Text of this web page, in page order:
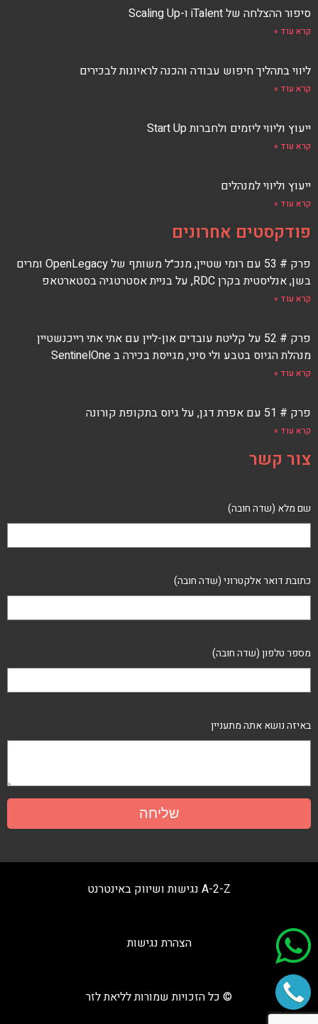
סיפור ההצלחה של iTalent ו-Scaling Up
קרא עוד »
ליווי בתהליך חיפוש עבודה והכנה לראיונות לבכירים
קרא עוד »
ייעוץ וליווי ליזמים ולחברות Start Up
קרא עוד »
ייעוץ וליווי למנהלים
קרא עוד »
פודקסטים אחרונים
פרק # 53 עם רומי שטיין, מנכ״ל משותף של OpenLegacy ומרים
בשן, אנליסטית בקרן RDC, על בניית אסטרטגיה בסטארטאפ
קרא עוד »
פרק # 52 על קליטת עובדים און-ליין עם אתי אתי רייכנשטיין
מנהלת הגיוס בטבע ולי סיני, מגייסת בכירה ב SentinelOne
קרא עוד »
פרק # 51 עם אפרת דגן, על גיוס בתקופת קורונה
קרא עוד »
צור קשר
שם מלא (שדה חובה)
כתובת דואר אלקטרוני (שדה חובה)
מספר טלפון (שדה חובה)
באיזה נושא אתה מתעניין
A-2-Z נגישות ושיווק באינטרנט
הצהרת נגישות
© כל הזכויות שמורות לליאת לזר